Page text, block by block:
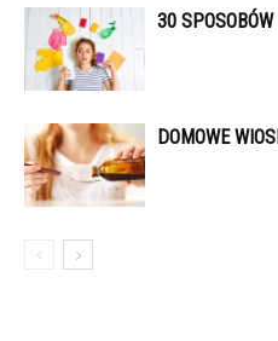
30
DOMOWE